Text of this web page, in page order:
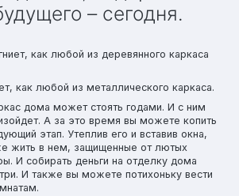
– сегодня.
как любой из деревянного каркаса
как любой из металлического каркаса.
дома может стоять годами. И с ним
А за это время вы можете копить
этап. Утеплив его и вставив окна,
жить в нем, защищенные от лютых
И собирать деньги на отделку дома
И также вы можете потихоньку вести